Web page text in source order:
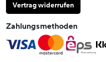
Vertrag widerrufen
Zahlungsmethoden